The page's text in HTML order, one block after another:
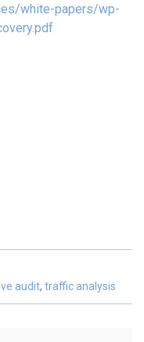
white-papers/wp-
audit, traffic analysis